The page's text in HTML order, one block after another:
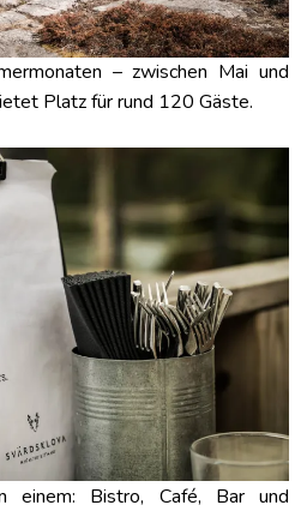
– zwischen Mai und
Platz für rund 120 Gäste.
einem: Bistro, Café, Bar und